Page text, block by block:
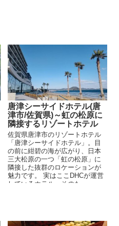
唐津シーサイドホテル(唐
津市/佐賀県)～虹の松原に
隣接するリゾートホテル
佐賀県唐津市のリゾートホテル
「唐津シーサイドホテル」。目
の前に紺碧の海が広がり、日本
三大松原の一つ「虹の松原」に
隣接した抜群のロケーションが
魅力です。 実はここDHCが運営
しているホテル。そのた...